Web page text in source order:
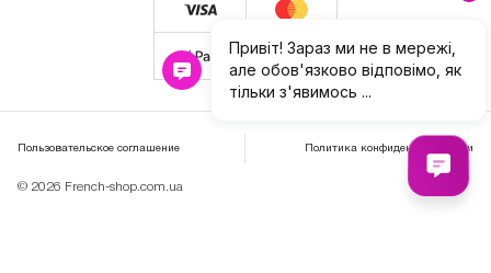
© 2026 French-shop.com.ua
Пользовательское соглашение Политика конфиденциальности